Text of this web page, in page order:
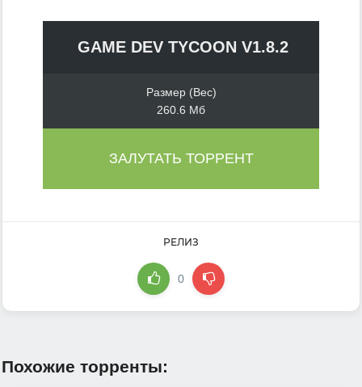
GAME DEV TYCOON V1.8.2
Размер (Вес)
260.6 Мб
ЗАЛУТАТЬ ТОРРЕНТ
РЕЛИЗ
0
Похожие торренты: